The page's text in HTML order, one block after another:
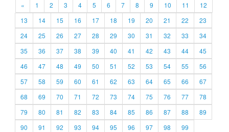
« 1 2 3 4 5 6 7 8 9 10 11
12
13
14 15 16 17 18 19 20 21 22
23
24
25 26 27 28 29 30 31 32 33
34
35
36 37 38 39 40 41 42 43 44
45
46
47 48 49 50 51 52 53 54 55
56
57
58 59 60 61 62 63 64 65 66
67
68
69 70 71 72 73 74 75 76 77
78
79
80 81 82 83 84 85 86 87 88
89
90
91 92 93 94 95 96 97 98
99